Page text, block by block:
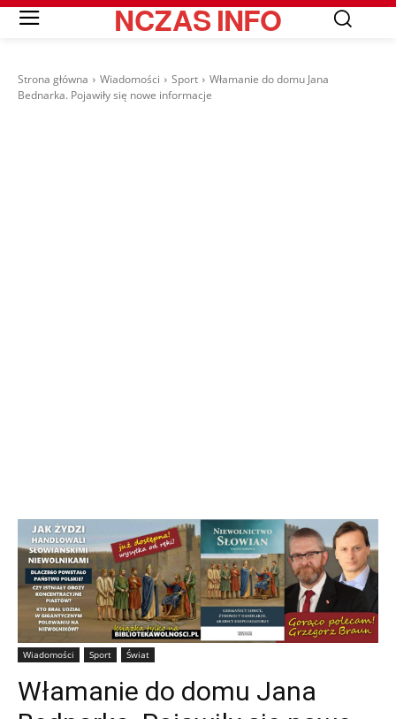
NCZASINFO
Strona główna Wiadomości Sport
Włamanie do domu Jana
Bednarka. Pojawiły się nowe informacje
Wiadomości Sport Świat
Włamanie do domu Jana